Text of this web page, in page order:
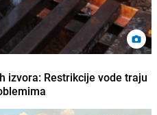
izvora: Restrikcije vode traju